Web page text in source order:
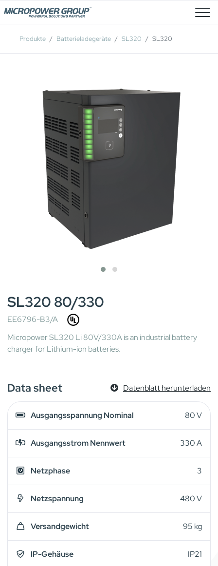
Stellenangebote
Produkte Batterieladegeräte SL320 SL320
SL320 80/330
EE6796-B3/A
Micropower SL320 Li 80V/330A is an industrial battery
charger for Lithium-ion batteries.
Data sheet Datenblatt herunterladen
Ausgangsspannung Nominal 80 V
Ausgangsstrom Nennwert 330 A
Netzphase 3
Netzspannung 480 V
Versandgewicht 95 kg
IP-Gehäuse IP21